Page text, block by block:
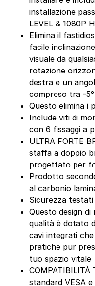
installazione
LEVEL & 1080P
Elimina il
facile
visuale da
rotazione
destra e un
compreso tra -
Questo elimina i
Include viti di
con 6 fissaggi a
ULTRA FORTE
staffa a doppio
progettato per
Prodotto
al carbonio
Sicurezza
Questo design
qualità è dotato
cavi integrati
pratiche pur
tuo spazio vitale
standard VESA